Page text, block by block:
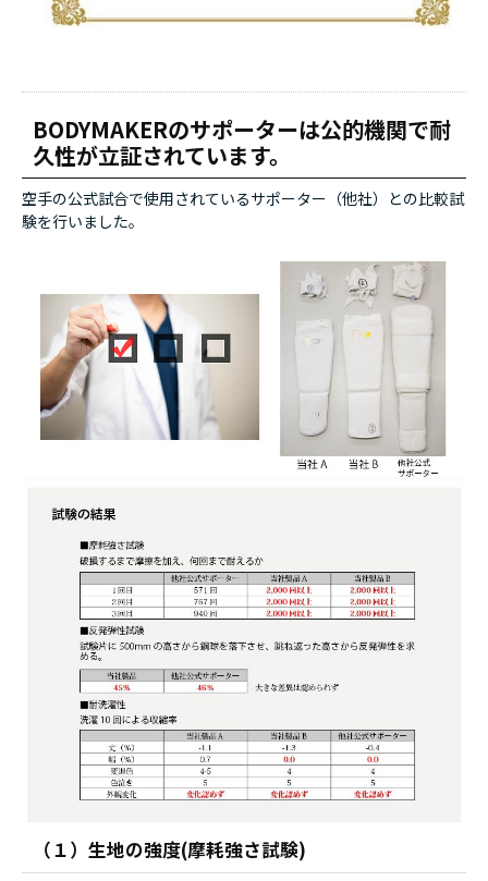
BODYMAKERのサポーターは公的機関で耐
久性が立証されています。
空手の公式試合で使用されているサポーター（他社）との比較試
験を行いました。
（１）生地の強度(摩耗強さ試験)